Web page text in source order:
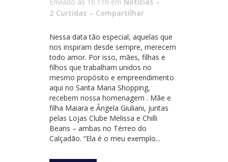
2 Curtidas Compartilhar
Nessa data tão especial, aquelas que
nos inspiram desde sempre, merecem
todo amor. Por isso, mães, filhas e
filhos que trabalham unidos no
mesmo propósito e empreendimento
aqui no Santa Maria Shopping,
recebem nossa homenagem . Mãe e
filha Maiara e Ângela Giuliani, juntas
pelas Lojas Clube Melissa e Chilli
Beans – ambas no Térreo do
Calçadão. “Ela é o meu exemplo...